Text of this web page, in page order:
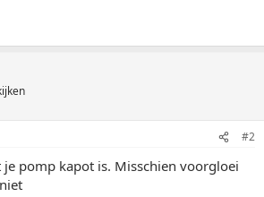
#2
pomp kapot is. Misschien voorgloei